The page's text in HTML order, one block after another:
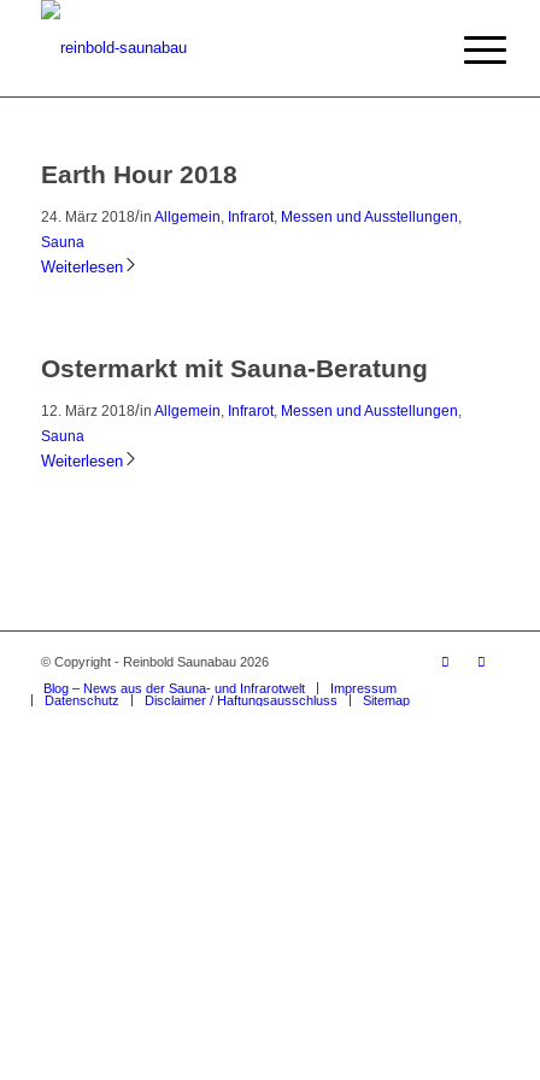
Earth Hour 2018
24. März 2018/in Allgemein Infrarot, Messen und Ausstellungen
Sauna
Weiterlesen
Ostermarkt mit Sauna-Beratung
12. März 2018/in Allgemein Infrarot, Messen und Ausstellungen
Sauna
Weiterlesen
© Copyright - Reinbold Saunabau 2026
Blog – News aus der Sauna- und Infrarotwelt
Impressum
Datenschutz
Disclaimer / Haftungsausschluss Sitemap